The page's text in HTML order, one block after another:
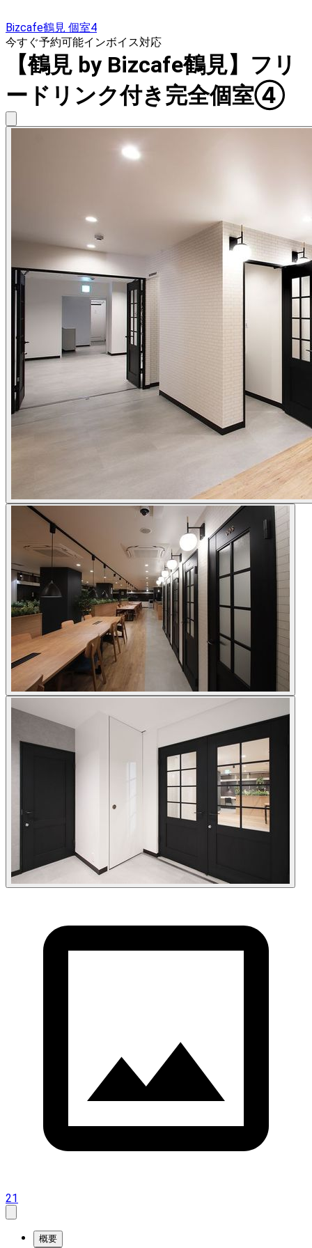
Bizcafe鶴見 個室4
今すぐ予約可能インボイス対応
【鶴見 by Bizcafe鶴見】フリ
ードリンク付き完全個室④
21
概要